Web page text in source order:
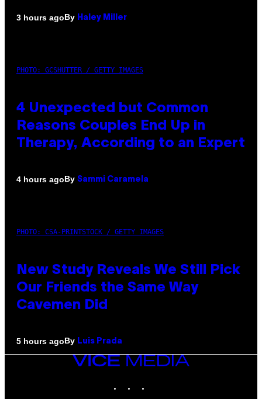
3 hours agoBy Haley Miller
PHOTO: GCSHUTTER / GETTY IMAGES
4 Unexpected but Common
Reasons Couples End Up in
Therapy, According to an Expert
4 hours agoBy Sammi Caramela
PHOTO: CSA-PRINTSTOCK / GETTY IMAGES
New Study Reveals We Still Pick
Our Friends the Same Way
Cavemen Did
5 hours agoBy Luis Prada
VICE